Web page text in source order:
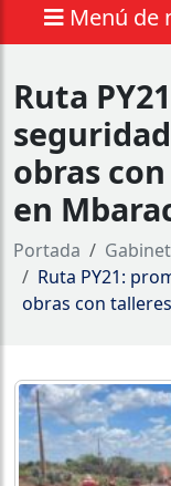
Menú de
Ruta
obras
en
Portada
Ruta PY21:
obras con